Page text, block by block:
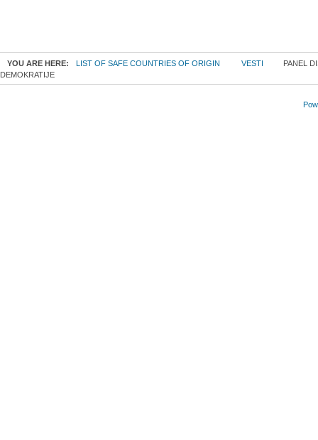
YOU ARE HERE: LIST OF SAFE COUNTRIES OF ORIGIN VESTI
PANEL
DEMOKRATIJE